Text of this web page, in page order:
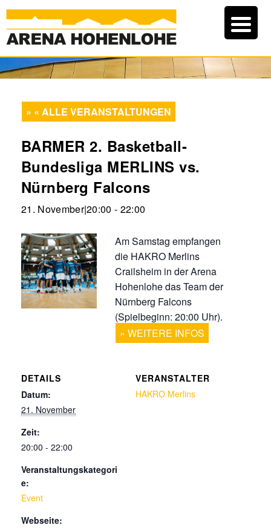
« ALLE VERANSTALTUNGEN
BARMER 2. Basketball-
Bundesliga MERLINS vs.
Nürnberg Falcons
21. November|20:00 - 22:00
Am Samstag empfangen
die HAKRO Merlins
Crailsheim in der Arena
Hohenlohe das Team der
Nürnberg Falcons
(Spielbeginn: 20:00 Uhr).
WEITERE INFOS
DETAILS
Datum:
21. November
Zeit:
20:00 - 22:00
Veranstaltungskategori
e:
Event
Webseite:
VERANSTALTER
HAKRO Merlins